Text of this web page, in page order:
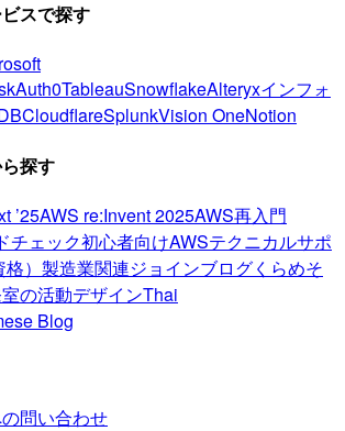
スで探す
Auth0TableauSnowflakeAlteryxインフォ
CloudflareSplunkVision OneNotion
探す
’25AWS re:Invent 2025AWS再入門
チェック初心者向けAWSテクニカルサポ
） 製造業関連ジョインブログくらめそ
の活動デザインThai
Blog
問い合わせ